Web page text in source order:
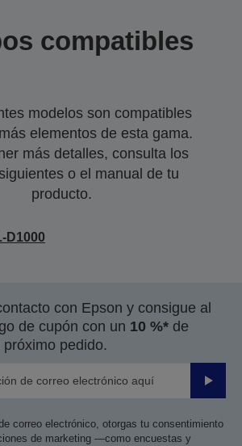
compatibles
modelos son compatibles
elementos de esta gama.
más detalles, consulta los
o el manual de tu
producto.
D1000
con Epson y consigue al
de cupón con un 10 %* de
pedido.
Enviar
correo electrónico, otorgas tu consentimiento
de marketing —como encuestas y